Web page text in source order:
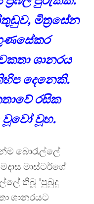
මිත්‍රසේන
ශානරය
දෙනෙකි.
රසික
වූවෝ වූහ.
බොරැල්ලේ
මාස්ටර්ගේ
තිබූ 'පුබුදු
ශානරයට